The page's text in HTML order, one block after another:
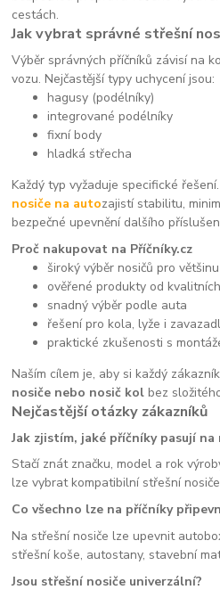
cestách.
Jak vybrat správné střešní
Výběr správných příčníků závisí na
vozu. Nejčastější typy uchycení jsou:
hagusy (podélníky)
integrované podélníky
fixní body
hladká střecha
Každý typ vyžaduje specifické
nosiče na autozajistí stabilitu,
bezpečné upevnění dalšího
Proč nakupovat na Příčníky.cz
široký výběr nosičů pro
ověřené produkty od
snadný výběr podle auta
řešení pro kola, lyže i
praktické zkušenosti s
Naším cílem je, aby si každý
nosiče nebo nosič kol bez
Nejčastější otázky zákazníků
Jak zjistím, jaké příčníky pasují na
Stačí znát značku, model a rok
lze vybrat kompatibilní střešní
Co všechno lze na příčníky
Na střešní nosiče lze upevnit
střešní koše, autostany, stavební
Jsou střešní nosiče univerzální?